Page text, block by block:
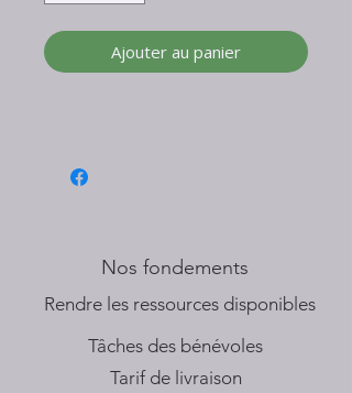
Ajouter au panier
Nos fondements
​Rendre les ressources disponibles
Tâches des bénévoles
Tarif de livraison